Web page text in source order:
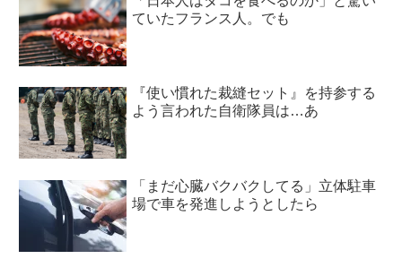
ていたフランス人。でも
『使い慣れた裁縫セット』を持参する
よう言われた自衛隊員は…あ
「まだ心臓バクバクしてる」立体駐車
場で車を発進しようとしたら